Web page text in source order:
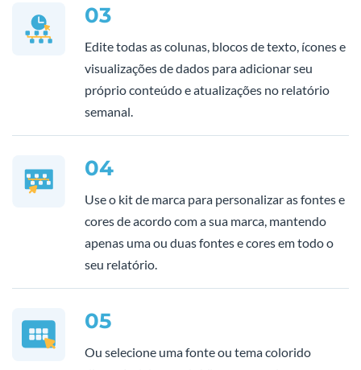
03
Edite todas as colunas, blocos de texto, ícones e
visualizações de dados para adicionar seu
próprio conteúdo e atualizações no relatório
semanal.
04
Use o kit de marca para personalizar as fontes e
cores de acordo com a sua marca, mantendo
apenas uma ou duas fontes e cores em todo o
seu relatório.
05
Ou selecione uma fonte ou tema colorido